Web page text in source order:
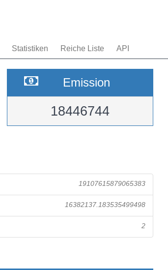
Statistiken Reiche Liste API
Emission
18446744
19107615879065383
16382137.183535499498
2